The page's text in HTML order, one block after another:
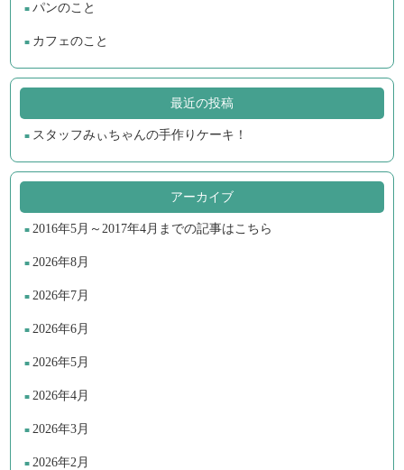
パンのこと
カフェのこと
最近の投稿
スタッフみぃちゃんの手作りケーキ！
アーカイブ
2016年5月～2017年4月までの記事はこちら
2026年8月
2026年7月
2026年6月
2026年5月
2026年4月
2026年3月
2026年2月